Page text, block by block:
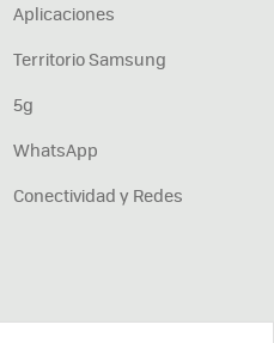
Aplicaciones
Territorio Samsung
5g
WhatsApp
Conectividad y Redes